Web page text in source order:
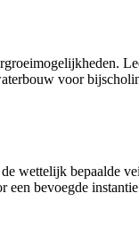
voor
wettelijk bepaalde
een bevoegde